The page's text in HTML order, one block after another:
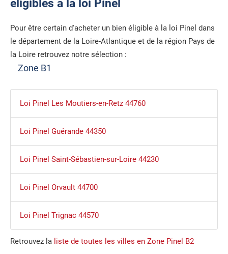
éligibles à la loi Pinel
Pour être certain d'acheter un bien éligible à la loi Pinel dans
le département de la Loire-Atlantique et de la région Pays de
la Loire retrouvez notre sélection :
Zone B1
Loi Pinel Les Moutiers-en-Retz 44760
Loi Pinel Guérande 44350
Loi Pinel Saint-Sébastien-sur-Loire 44230
Loi Pinel Orvault 44700
Loi Pinel Trignac 44570
Retrouvez la liste de toutes les villes en Zone Pinel B2